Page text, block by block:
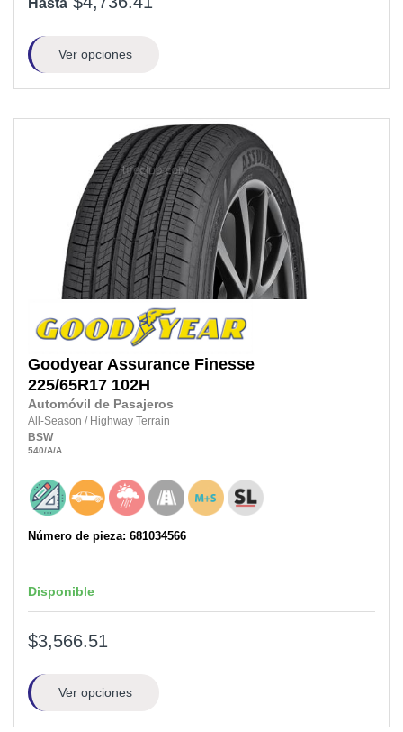
Hasta
Ver opciones
Goodyear Assurance Finesse
225/65R17 102H
Automóvil de Pasajeros
All-Season / Highway Terrain
BSW
540/A/A
Número de pieza: 681034566
Disponible
$3,566.51
Ver opciones